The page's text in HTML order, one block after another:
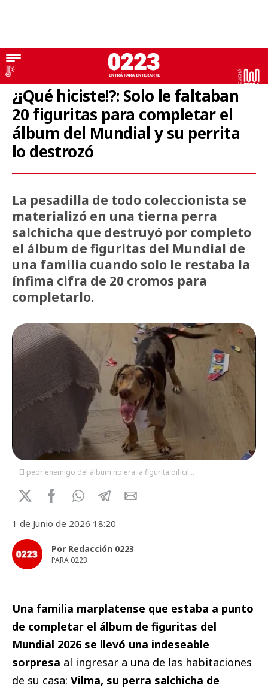
Video
¿¡Qué hiciste!?: Solo le faltaban
20 figuritas para completar el
álbum del Mundial y su perrita
lo destrozó
La pesadilla de todo coleccionista se
materializó en una tierna perra
salchicha que destruyó por completo
el álbum de figuritas del Mundial de
una familia cuando solo le restaba la
ínfima cifra de 20 cromos para
completarlo.
El peor enemigo del álbum no era la figurita difícil...
1 de Junio de 2026 18:20
Por Redacción 0223
PARA 0223
Una familia marplatense que estaba a punto
de completar el álbum de figuritas del
Mundial 2026 se llevó una indeseable
sorpresa al ingresar a una de las habitaciones
de su casa: Vilma, su perra salchicha de